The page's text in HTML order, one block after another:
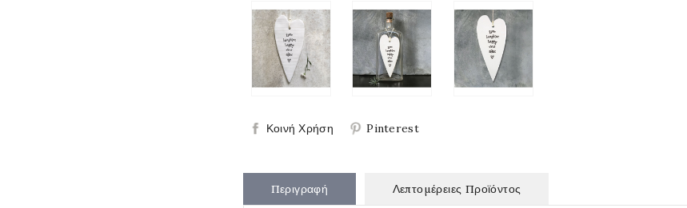
Κοινή Χρήση Pinterest
Περιγραφή Λεπτομέρειες Προϊόντος